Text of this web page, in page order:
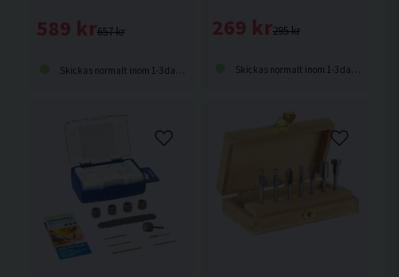
657 kr
589 kr
Skickas normalt inom 1-3 dagar
295 kr
269 kr
Skickas normalt inom 1-3 dagar